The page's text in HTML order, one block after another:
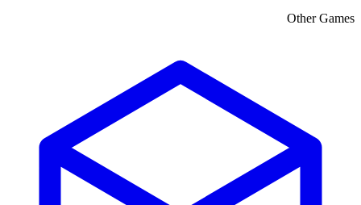
Other Games